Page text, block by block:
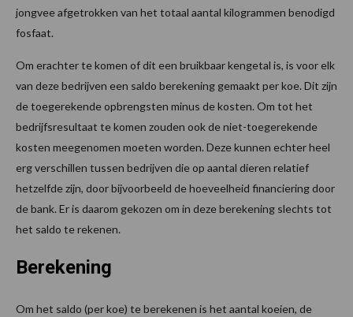
jongvee afgetrokken van het totaal aantal kilogrammen benodigd
fosfaat.
Om erachter te komen of dit een bruikbaar kengetal is, is voor elk
van deze bedrijven een saldo berekening gemaakt per koe. Dit zijn
de toegerekende opbrengsten minus de kosten. Om tot het
bedrijfsresultaat te komen zouden ook de niet-toegerekende
kosten meegenomen moeten worden. Deze kunnen echter heel
erg verschillen tussen bedrijven die op aantal dieren relatief
hetzelfde zijn, door bijvoorbeeld de hoeveelheid financiering door
de bank. Er is daarom gekozen om in deze berekening slechts tot
het saldo te rekenen.
Berekening
Om het saldo (per koe) te berekenen is het aantal koeien, de